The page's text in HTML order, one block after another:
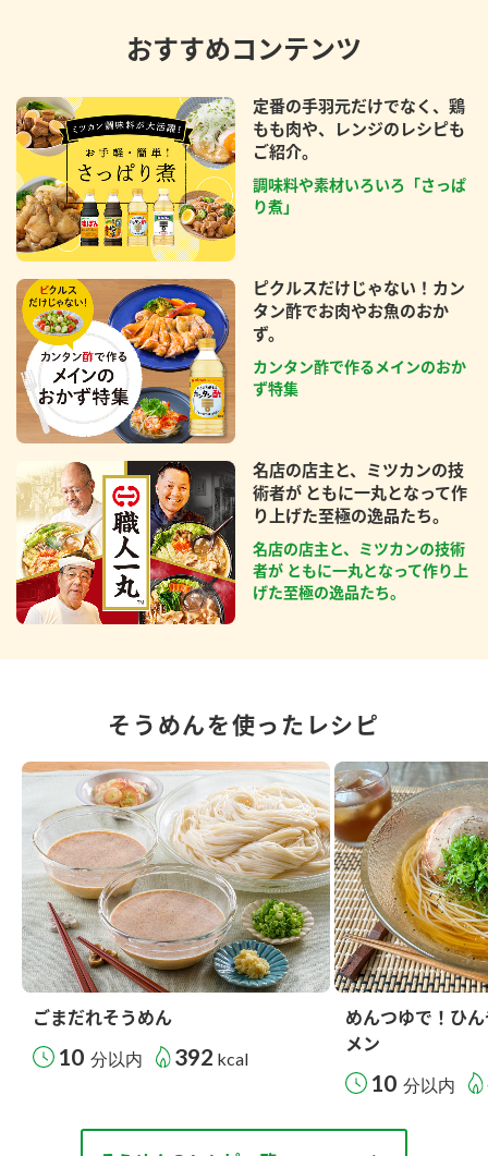
おすすめコンテンツ
定番の手羽元だけでなく、鶏
もも肉や、レンジのレシピも
ご紹介。
調味料や素材いろいろ「さっぱ
り煮」
ピクルスだけじゃない！カン
タン酢でお肉やお魚のおか
ず。
カンタン酢で作るメインのおか
ず特集
名店の店主と、ミツカンの技
術者が ともに一丸となって作
り上げた至極の逸品たち。
名店の店主と、ミツカンの技術
者が ともに一丸となって作り上
げた至極の逸品たち。
そうめんを使ったレシピ
ごまだれそうめん
10 分以内 392 kcal
めんつゆで！ひ
メン
10 分以内